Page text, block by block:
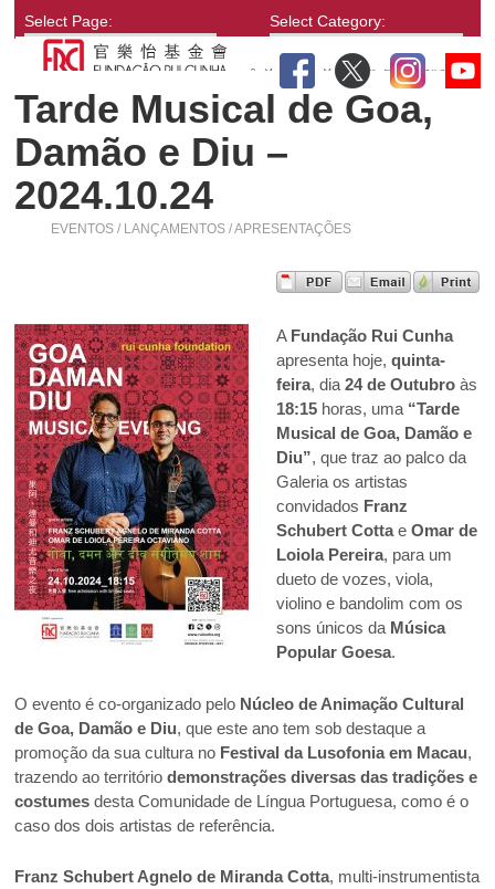
Select Page: Select Category:
Tarde Musical de Goa,
Damão e Diu –
2024.10.24
EVENTOS / LANÇAMENTOS / APRESENTAÇÕES
A Fundação Rui Cunha
apresenta hoje, quinta-
feira, dia 24 de Outubroàs
18:15horas, uma “Tarde
Musical de Goa, Damão e
Diu”, que traz ao palco da
Galeria os artistas
convidados Franz
Schubert Cottae Omar de
Loiola Pereira, para um
dueto de vozes, viola,
violino e bandolim com os
sons únicos da Música
Popular Goesa.
O evento é co-organizado pelo Núcleo de Animação Cultural
de Goa, Damão e Diu, que este ano tem sob destaque a
promoção da sua cultura no Festival da Lusofonia em Macau,
trazendo ao territóriodemonstrações diversas das tradições e
costumes desta Comunidade de Língua Portuguesa, como é o
caso dos dois artistas de referência.
Franz Schubert Agnelo de Miranda Cotta, multi-instrumentista